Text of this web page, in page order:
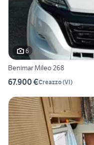
6
Benimar Mileo 268
67.900 €Creazzo(VI)